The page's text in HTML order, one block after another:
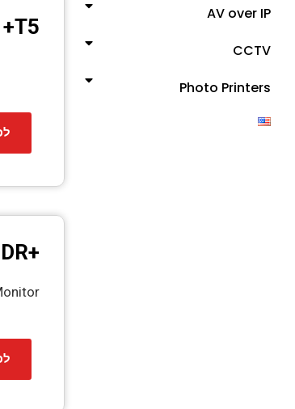
AV over IP
CCTV
Photo Printers
​T5+
+LCM215-HDR